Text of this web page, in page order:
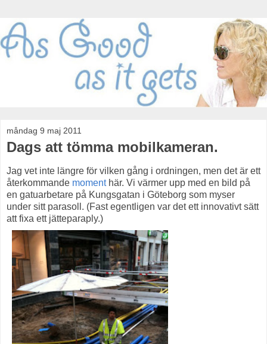
måndag 9 maj 2011
Dags att tömma mobilkameran.
Jag vet inte längre för vilken gång i ordningen, men det är ett
återkommande momenthär. Vi värmer upp med en bild på
en gatuarbetare på Kungsgatan i Göteborg som myser
under sitt parasoll. (Fast egentligen var det ett innovativt sätt
att fixa ett jätteparaply.)